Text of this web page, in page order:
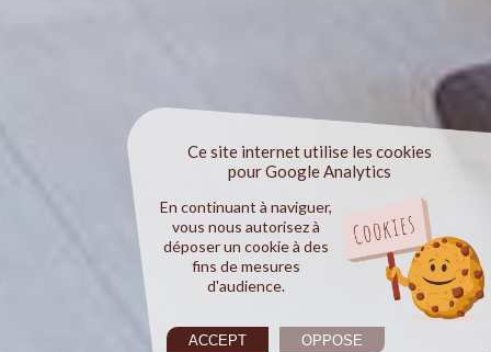
Ce site internet utilise les cookies
pour Google Analytics
En continuant à naviguer,
vous nous autorisez à
déposer un cookie à des
fins de mesures
d'audience.
ACCEPT OPPOSE